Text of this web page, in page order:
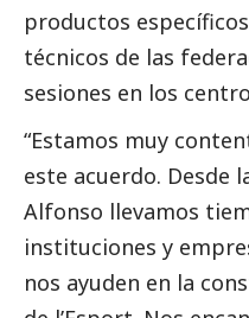
productos
técnicos de las
sesiones en los
“Estamos muy
este acuerdo. Desde
Alfonso llevamos
instituciones y
nos ayuden en la